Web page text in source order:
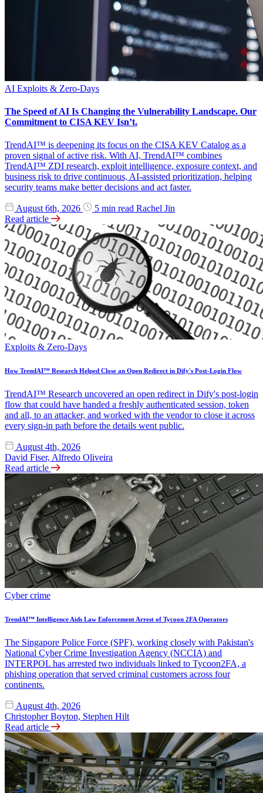
AI Exploits & Zero-Days
The Speed of AI Is Changing the Vulnerability Landscape. Our
Commitment to CISA KEV Isn’t.
TrendAI™ is deepening its focus on the CISA KEV Catalog as a
proven signal of active risk. With AI, TrendAI™ combines
TrendAI™ ZDI research, exploit intelligence, exposure context, and
business risk to drive continuous, AI-assisted prioritization, helping
security teams make better decisions and act faster.
August 6th, 2026 5 min read Rachel Jin
Read article
Exploits & Zero-Days
How TrendAI™ Research Helped Close an Open Redirect in Dify's Post-Login Flow
TrendAI™ Research uncovered an open redirect in Dify's post-login
flow that could have handed a freshly authenticated session, token
and all, to an attacker, and worked with the vendor to close it across
every sign-in path before the details went public.
August 4th, 2026
David Fiser, Alfredo Oliveira
Read article
Cyber crime
TrendAI™ Intelligence Aids Law Enforcement Arrest of Tycoon 2FA Operators
The Singapore Police Force (SPF), working closely with Pakistan's
National Cyber Crime Investigation Agency (NCCIA) and
INTERPOL has arrested two individuals linked to Tycoon2FA, a
phishing operation that served criminal customers across four
continents.
August 4th, 2026
Christopher Boyton, Stephen Hilt
Read article